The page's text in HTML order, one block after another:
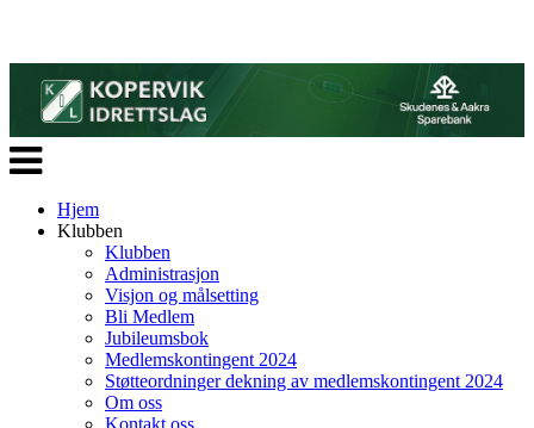
Veksle
navigasjon
Hjem
Klubben
Klubben
Administrasjon
Visjon og målsetting
Bli Medlem
Jubileumsbok
Medlemskontingent 2024
Støtteordninger dekning av medlemskontingent 2024
Om oss
Kontakt oss